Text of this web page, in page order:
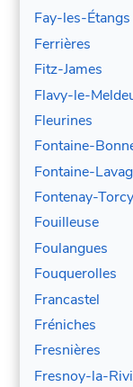
Fay-les-Étangs
Ferrières
Fitz-James
Flavy-le-
Fleurines
Fontaine-
Fontaine-
Fontenay-Torcy
Fouilleuse
Foulangues
Fouquerolles
Francastel
Fréniches
Fresnières
Fresnoy-la-